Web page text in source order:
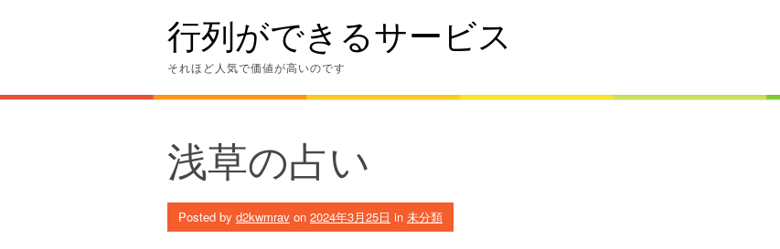
行列ができるサービス
それほど人気で価値が高いのです
浅草の占い
Posted by d2kwmrav on 2024年3月25日 in 未分類